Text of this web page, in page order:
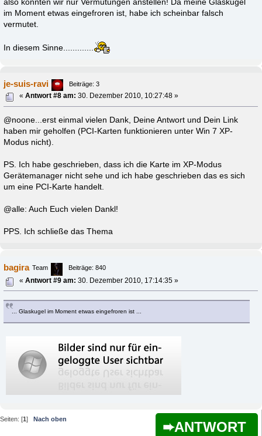
also konnten wir nur Vermutungen anstellen! Da meine Glaskugel
im Moment etwas eingefroren ist, habe ich scheinbar falsch
vermutet.
In diesem Sinne.............
je-suis-ravi
Beiträge: 3
«Antwort #8 am: 30. Dezember 2010, 10:27:48 »
@noone...erst einmal vielen Dank, Deine Antwort und Dein Link
haben mir geholfen (PCI-Karten funktionieren unter Win 7 XP-
Modus nicht).
PS. Ich habe geschrieben, dass ich die Karte im XP-Modus
Gerätemanager nicht sehe und ich habe geschrieben das es sich
um eine PCI-Karte handelt.
@alle: Auch Euch vielen Dankl!
PPS. Ich schließe das Thema
bagira Team
Beiträge: 840
«Antwort #9 am: 30. Dezember 2010, 17:14:35 »
... Glaskugel im Moment etwas eingefroren ist ...
ANTWORT
Seiten: [1] Nach oben